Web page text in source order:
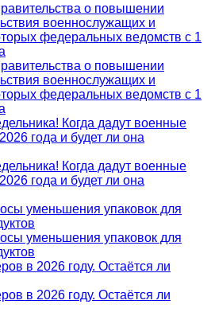
о повышении
военнослужащих и
федеральных ведомств с 1
о повышении
военнослужащих и
федеральных ведомств с 1
Когда дадут военные
года и будет ли она
Когда дадут военные
года и будет ли она
уменьшения упаковок для
уменьшения упаковок для
в 2026 году. Остаётся ли
в 2026 году. Остаётся ли